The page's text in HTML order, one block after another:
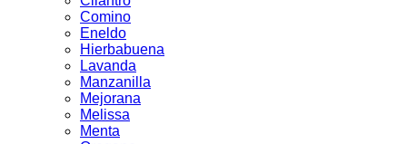
Comino
Eneldo
Hierbabuena
Lavanda
Manzanilla
Mejorana
Melissa
Menta